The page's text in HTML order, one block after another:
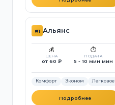
#1 Альянс
💰
ЦЕНА
от 60 ₽
⏱️
ПОДАЧА
5 - 10 мин мин
Комфорт Эконом Легковое
Подробнее